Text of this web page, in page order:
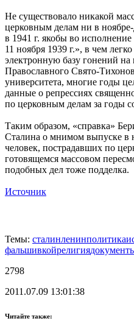
Не существовало никакой
церковным делам ни в
в 1941 г. якобы во
11 ноября 1939 г.», в чем
электронную базу гонений
Православного Свято-
университета, многие годы
данные о репрессиях
по церковным делам за годы
Таким образом, «справка»
Сталина о мнимом выпуске в
человек, пострадавших по
готовящемся массовом
подобных дел тоже подделка.
Источник
Темы: сталинленинполитика
фальшивкойрелигия
2798
2011.07.09 13:01:38
Читайте также: